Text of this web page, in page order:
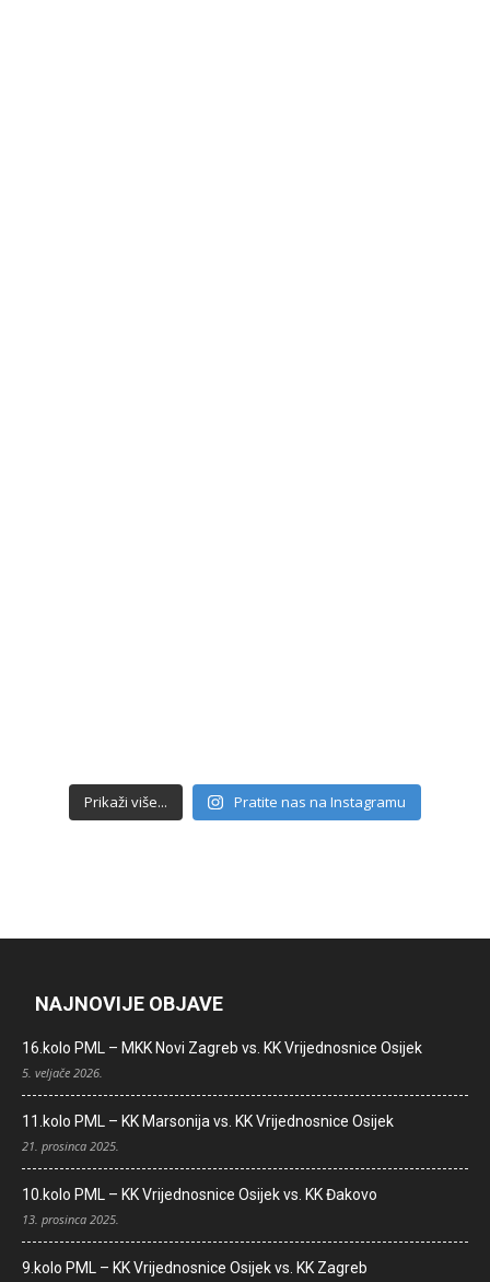
Prikaži više... Pratite nas na Instagramu
NAJNOVIJE OBJAVE
16.kolo PML – MKK Novi Zagreb vs. KK Vrijednosnice Osijek
5. veljače 2026.
11.kolo PML – KK Marsonija vs. KK Vrijednosnice Osijek
21. prosinca 2025.
10.kolo PML – KK Vrijednosnice Osijek vs. KK Đakovo
13. prosinca 2025.
9.kolo PML – KK Vrijednosnice Osijek vs. KK Zagreb